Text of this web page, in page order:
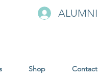
ALUMNI
Shop Contact